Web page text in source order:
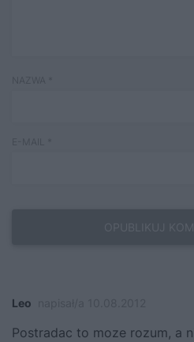
Leo
Postradac to moze rozum, a